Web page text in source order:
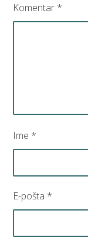
Komentar *
Ime *
E-pošta *